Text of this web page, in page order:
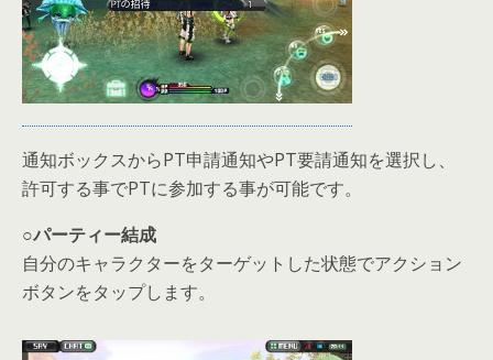
通知ボックスからPT申請通知やPT要請通知を選択し、
許可する事でPTに参加する事が可能です。
○パーティー結成
自分のキャラクターをターゲットした状態でアクション
ボタンをタップします。